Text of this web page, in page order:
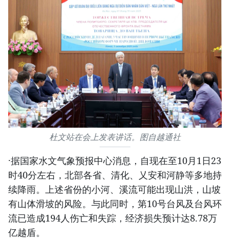
杜文站在会上发表讲话。图自越通社
·据国家水文气象预报中心消息，自现在至10月1日23
时40分左右，北部各省、清化、乂安和河静等多地持
续降雨。上述省份的小河、溪流可能出现山洪，山坡
有山体滑坡的风险。与此同时，第10号台风及台风环
流已造成194人伤亡和失踪，经济损失预计达8.78万
亿越盾。